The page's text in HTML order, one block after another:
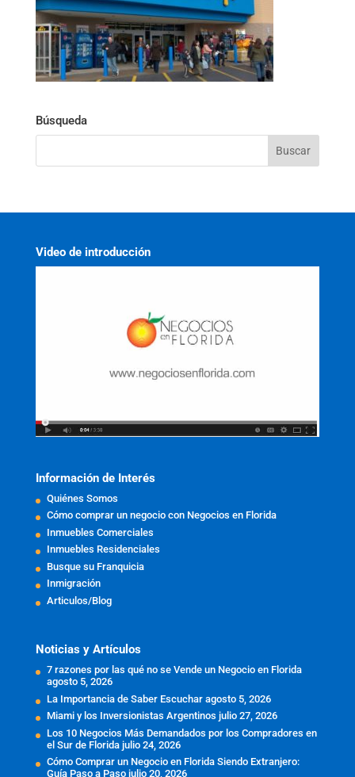
Búsqueda
Video de introducción
Información de Interés
Quiénes Somos
Cómo comprar un negocio con Negocios en Florida
Inmuebles Comerciales
Inmuebles Residenciales
Busque su Franquicia
Inmigración
Articulos/Blog
Noticias y Artículos
7 razones por las qué no se Vende un Negocio en Florida
agosto 5, 2026
La Importancia de Saber Escuchar agosto 5, 2026
Miami y los Inversionistas Argentinos julio 27, 2026
Los 10 Negocios Más Demandados por los Compradores en
el Sur de Florida julio 24, 2026
Cómo Comprar un Negocio en Florida Siendo Extranjero:
Guía Paso a Paso julio 20, 2026